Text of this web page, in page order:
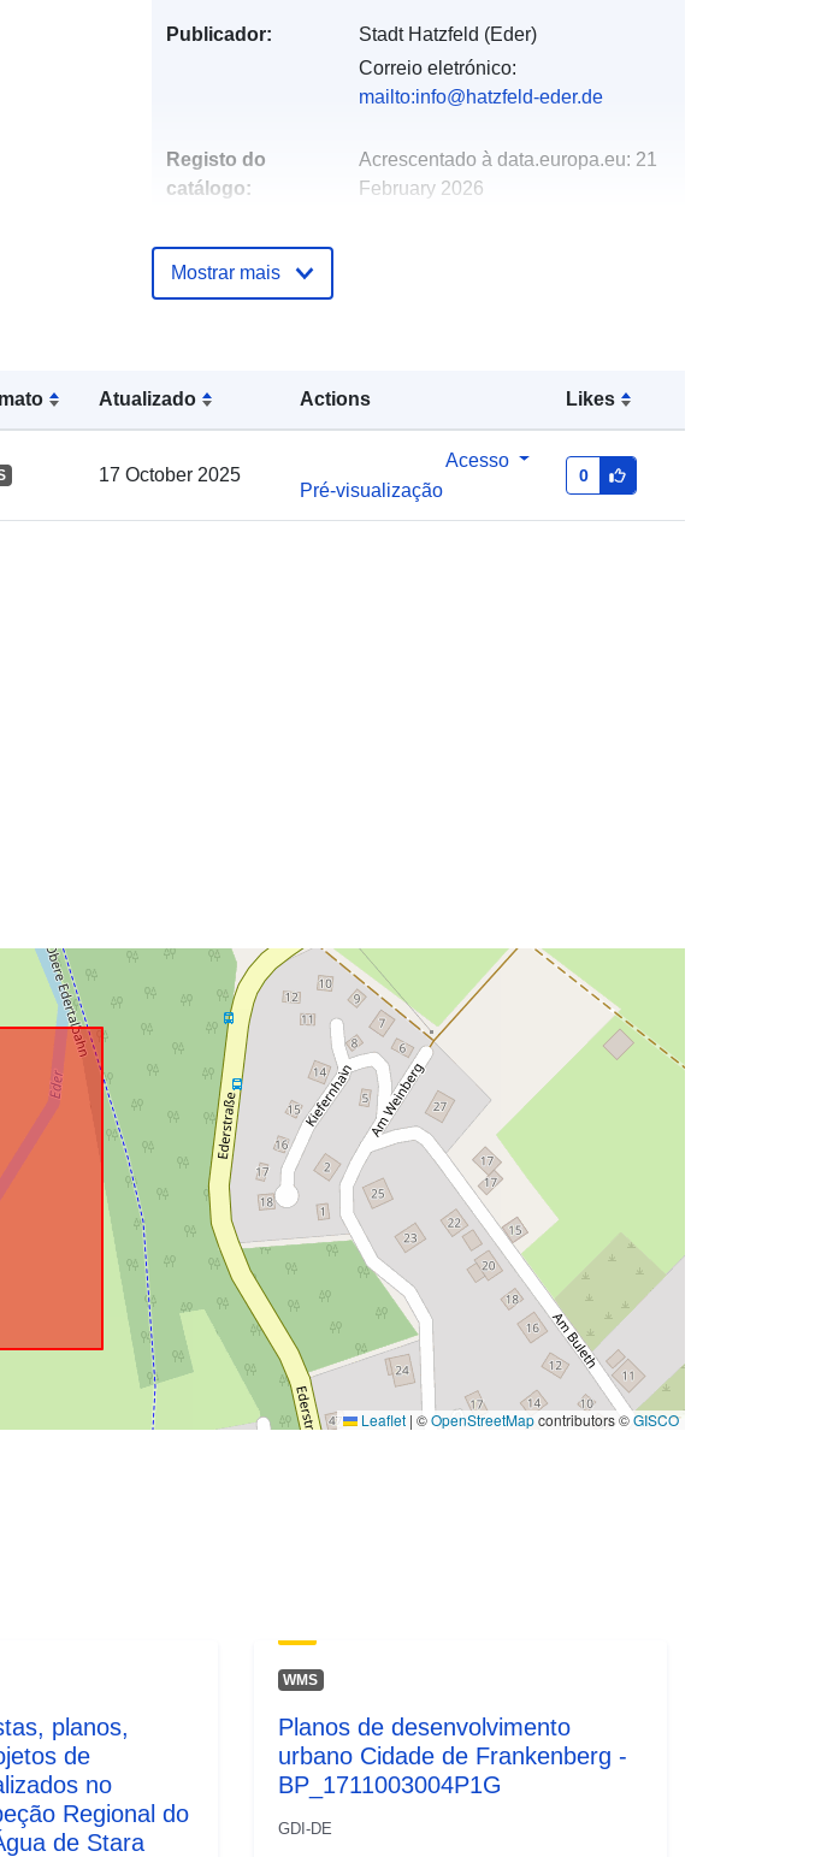
Atualizado Actions Likes
17 October 2025
Acesso
Pré-visualização
0
Leaflet | ©OpenStreetMapcontributors ©GISCO
Publicador:
Stadt Hatzfeld (Eder)
Correio eletrónico:
mailto:info@hatzfeld-eder.de
Registo do
catálogo:
Acrescentado à data.europa.eu: 21
February 2026
Tipo: Polygon
http://data.europa.eu/88u/dataset/91
237824-12f5-b6c9-bbba-
Mostrar mais
planos,
de
no
Regional do
de Stara
WMS
Planos de desenvolvimento
urbano Cidade de Frankenberg -
BP_1711003004P1G
GDI-DE